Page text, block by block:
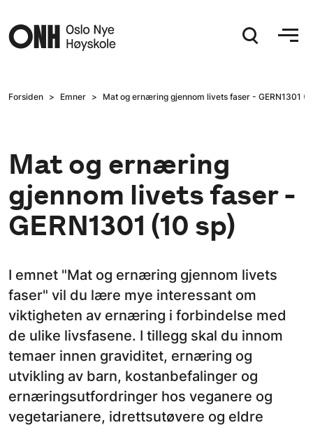
Forsiden Emner Mat og ernæring gjennom livets faser - GERN1301
Mat og ernæring
gjennom livets faser -
GERN1301 (10 sp)
I emnet "Mat og ernæring gjennom livets
faser" vil du lære mye interessant om
viktigheten av ernæring i forbindelse med
de ulike livsfasene. I tillegg skal du innom
temaer innen graviditet, ernæring og
utvikling av barn, kostanbefalinger og
ernæringsutfordringer hos veganere og
vegetarianere, idrettsutøvere og eldre